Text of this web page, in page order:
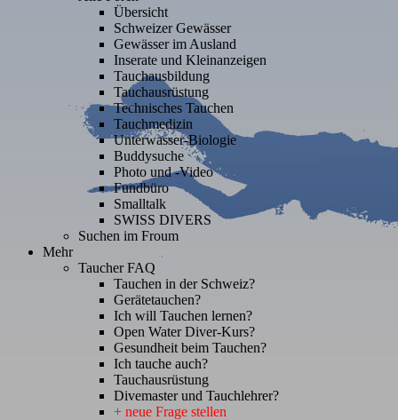
Übersicht
Schweizer Gewässer
Gewässer im Ausland
Inserate und Kleinanzeigen
Tauchausbildung
Tauchausrüstung
Technisches Tauchen
Tauchmedizin
Unterwasser-Biologie
Buddysuche
Photo und -Video
Fundbüro
Smalltalk
SWISS DIVERS
Suchen im Froum
Mehr
Taucher FAQ
Tauchen in der Schweiz?
Gerätetauchen?
Ich will Tauchen lernen?
Open Water Diver-Kurs?
Gesundheit beim Tauchen?
Ich tauche auch?
Tauchausrüstung
Divemaster und Tauchlehrer?
+ neue Frage stellen